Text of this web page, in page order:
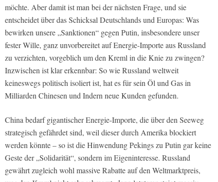
möchte. Aber damit ist man bei der nächsten Frage, und sie
entscheidet über das Schicksal Deutschlands und Europas: Was
bewirken unsere „Sanktionen“ gegen Putin, insbesondere unser
fester Wille, ganz unvorbereitet auf Energie-Importe aus Russland
zu verzichten, vorgeblich um den Kreml in die Knie zu zwingen?
Inzwischen ist klar erkennbar: So wie Russland weltweit
keineswegs politisch isoliert ist, hat es für sein Öl und Gas in
Milliarden Chinesen und Indern neue Kunden gefunden.
China bedarf gigantischer Energie-Importe, die über den Seeweg
strategisch gefährdet sind, weil dieser durch Amerika blockiert
werden könnte – so ist die Hinwendung Pekings zu Putin gar keine
Geste der „Solidarität“, sondern im Eigeninteresse. Russland
gewährt zugleich wohl massive Rabatte auf den Weltmarktpreis,